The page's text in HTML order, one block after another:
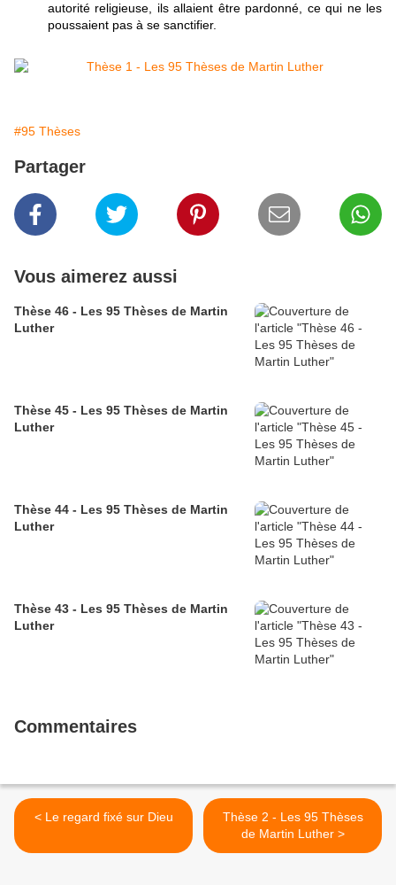
autorité religieuse, ils allaient être pardonné, ce qui ne les
poussaient pas à se sanctifier.
#95 Thèses
Partager
Vous aimerez aussi
Thèse 46 - Les 95 Thèses de Martin
Luther
Thèse 45 - Les 95 Thèses de Martin
Luther
Thèse 44 - Les 95 Thèses de Martin
Luther
Thèse 43 - Les 95 Thèses de Martin
Luther
Commentaires
< Le regard fixé sur Dieu
Thèse 2 - Les 95 Thèses
de Martin Luther >